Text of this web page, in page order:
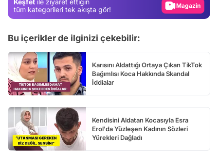
Keşfet ile ziyaret ettiğin
tüm kategorileri tek akışta gör!
Magazin
Bu içerikler de ilginizi çekebilir:
Karısını Aldattığı Ortaya Çıkan TikTok
Bağımlısı Koca Hakkında Skandal
İddialar
Kendisini Aldatan Kocasıyla Esra
Erol'da Yüzleşen Kadının Sözleri
Yürekleri Dağladı